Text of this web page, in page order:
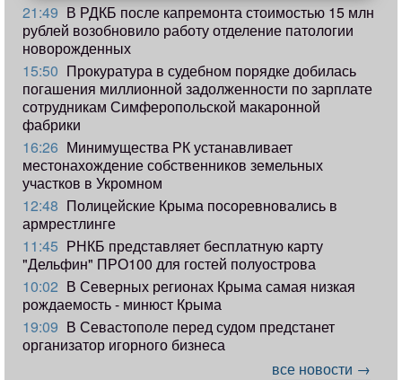
21:49 В РДКБ после капремонта стоимостью 15 млн
рублей возобновило работу отделение патологии
новорожденных
15:50 Прокуратура в судебном порядке добилась
погашения миллионной задолженности по зарплате
сотрудникам Симферопольской макаронной
фабрики
16:26 Минимущества РК устанавливает
местонахождение собственников земельных
участков в Укромном
12:48 Полицейские Крыма посоревновались в
армрестлинге
11:45 РНКБ представляет бесплатную карту
"Дельфин" ПРО100 для гостей полуострова
10:02 В Северных регионах Крыма самая низкая
рождаемость - минюст Крыма
19:09 В Севастополе перед судом предстанет
организатор игорного бизнеса
все новости →